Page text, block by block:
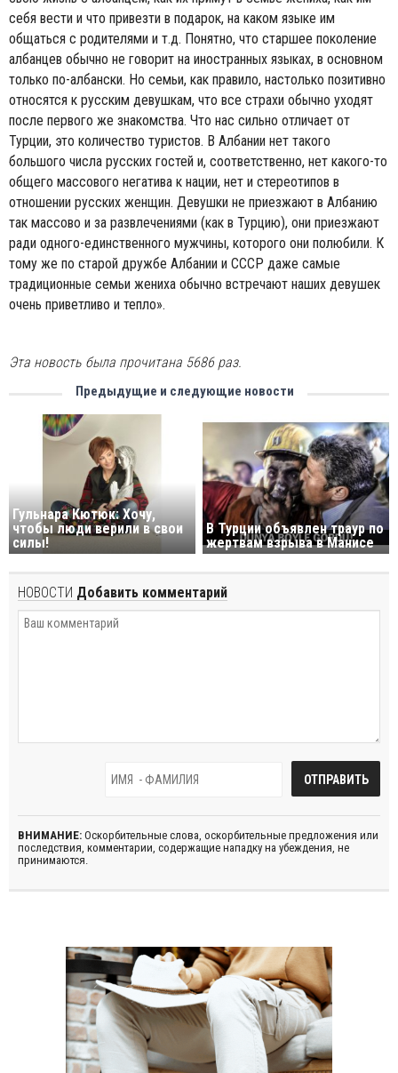
себя вести и что привезти в подарок, на каком языке им
общаться с родителями и т.д. Понятно, что старшее поколение
албанцев обычно не говорит на иностранных языках, в основном
только по-албански. Но семьи, как правило, настолько позитивно
относятся к русским девушкам, что все страхи обычно уходят
после первого же знакомства. Что нас сильно отличает от
Турции, это количество туристов. В Албании нет такого
большого числа русских гостей и, соответственно, нет какого-то
общего массового негатива к нации, нет и стереотипов в
отношении русских женщин. Девушки не приезжают в Албанию
так массово и за развлечениями (как в Турцию), они приезжают
ради одного-единственного мужчины, которого они полюбили. К
тому же по старой дружбе Албании и СССР даже самые
традиционные семьи жениха обычно встречают наших девушек
очень приветливо и тепло».
Эта новость была прочитана 5686 раз.
Предыдущие и следующие новости
Гульнара Кютюк: Хочу,
чтобы люди верили в свои
силы!
В Турции объявлен траур по
жертвам взрыва в Манисе
НОВОСТИ Добавить комментарий
ВНИМАНИЕ: Оскорбительные слова, оскорбительные предложения или
последствия, комментарии, содержащие нападку на убеждения, не
принимаются.